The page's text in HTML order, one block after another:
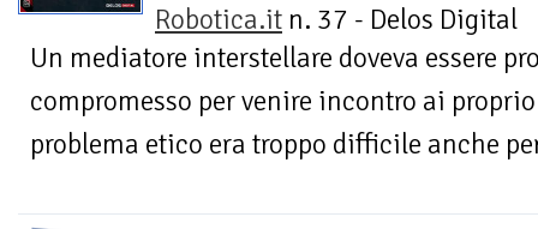
Robotica.it n. 37 - Delos Digital
Un mediatore interstellare doveva essere
compromesso per venire incontro ai
problema etico era troppo difficile anche